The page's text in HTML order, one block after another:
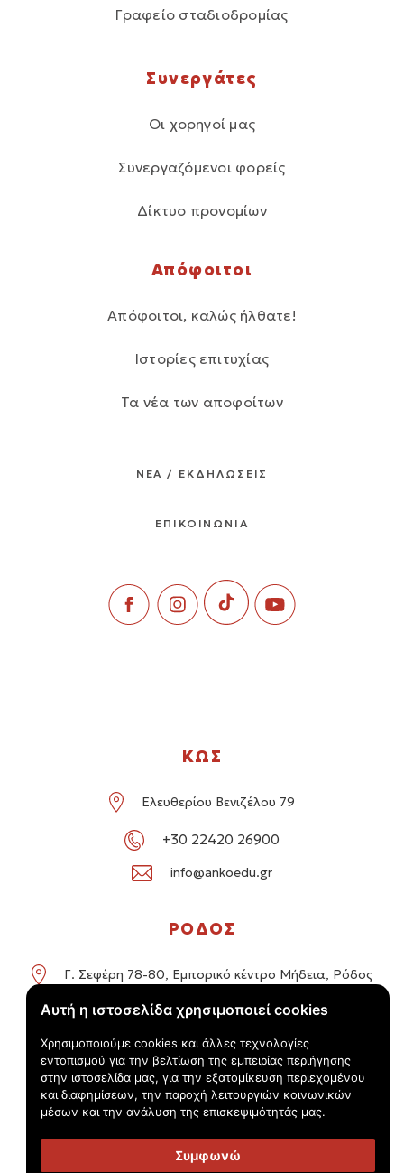
Αυτή η ιστοσελίδα χρησιμοποιεί cookies
Χρησιμοποιούμε cookies και άλλες τεχνολογίες
εντοπισμού για την βελτίωση της εμπειρίας περιήγησης
στην ιστοσελίδα μας, για την εξατομίκευση περιεχομένου
και διαφημίσεων, την παροχή λειτουργιών κοινωνικών
μέσων και την ανάλυση της επισκεψιμότητάς μας.
Συμφωνώ
Γραφείο σταδιοδρομίας
Συνεργάτες
Οι χορηγοί μας
Συνεργαζόμενοι φορείς
Δίκτυο προνομίων
Απόφοιτοι
Απόφοιτοι, καλώς ήλθατε!
Ιστορίες επιτυχίας
Τα νέα των αποφοίτων
ΝΕΑ / ΕΚΔΗΛΩΣΕΙΣ
ΕΠΙΚΟΙΝΩΝΙΑ
ΚΩΣ
Ελευθερίου Βενιζέλου 79
+30 22420 26900
info@ankoedu.gr
ΡΟΔΟΣ
Γ. Σεφέρη 78-80, Εμπορικό κέντρο Μήδεια, Ρόδος
+30 22414 01016 / +30 22410 62488
info@ankoedu.gr